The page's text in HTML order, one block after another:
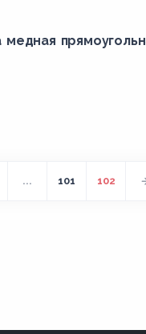
медная
... 101 102